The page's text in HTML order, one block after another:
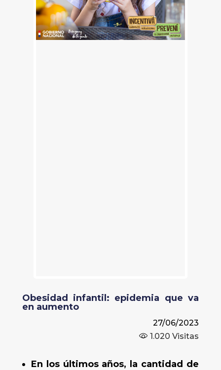
Obesidad infantil: epidemia que va
en aumento
27/06/2023
1.020 Visitas
En los últimos años, la cantidad de